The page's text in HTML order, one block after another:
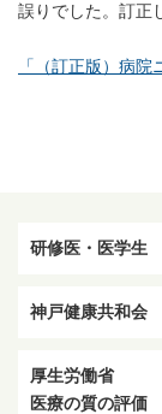
誤りでした。訂正
「（訂正版）病
研修医・医学生
神戸健康共和会
厚生労働省
医療の質の評価